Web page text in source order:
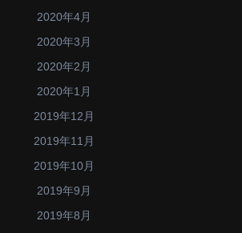
2020年4月
2020年3月
2020年2月
2020年1月
2019年12月
2019年11月
2019年10月
2019年9月
2019年8月